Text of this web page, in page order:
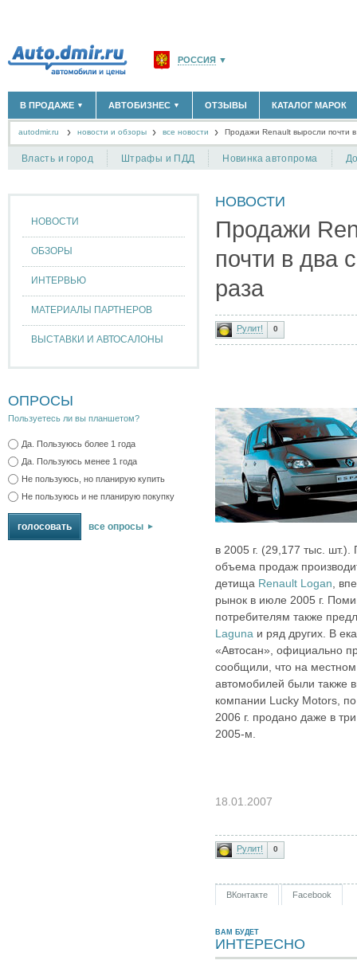
РОССИЯ ▼
САНКТ-ПЕТЕРБУРГ И ОБЛАСТЬ(14298)
КРАСНОДАРСКИЙ КРАЙ(5619)
КРЫМ РЕСПУБЛИКА(412)
В ПРОДАЖЕ ▼
НОВЫЕ АВТОМОБИЛИ(30122)
АВТОМОБИЛИ С ПРОБЕГОМ
АВТОБИЗНЕС ▼
ОФИЦИАЛЬНЫЕ ДИЛЕРЫ (1347)
ТАКСИ(278)
+ ДОБАВИТЬ КОМПАНИЮ
ОТЗЫВЫ КАТАЛОГ МАРОК
autodmir.ru новости и обзоры все новости Продажи Renault выросли почти
Власть и город Штрафы и ПДД Новинка автопрома
НОВОСТИ
ОБЗОРЫ
ИНТЕРВЬЮ
МАТЕРИАЛЫ ПАРТНЕРОВ
ВЫСТАВКИ И АВТОСАЛОНЫ
ОПРОСЫ
Пользуетесь ли вы планшетом?
Да. Пользуюсь более 1 года
Да. Пользуюсь менее 1 года
Не пользуюсь, но планирую купить
Не пользуюсь и не планирую покупку
все опросы
НОВОСТИ
Продажи
почти в два
раза
Рулит! 0
в 2005 г. (29,177 тыс. шт.).
объема продаж
детища Renault Logan ,
рынок в июле 2005 г.
потребителям также
Laguna и ряд других. В
«Автосан», официально
сообщили, что на
автомобилей были также
компании Lucky Motors,
2006 г. продано даже в
2005-м.
18.01.2007
Рулит! 0
ВКонтакте Facebook
ВАМ БУДЕТ
ИНТЕРЕСНО